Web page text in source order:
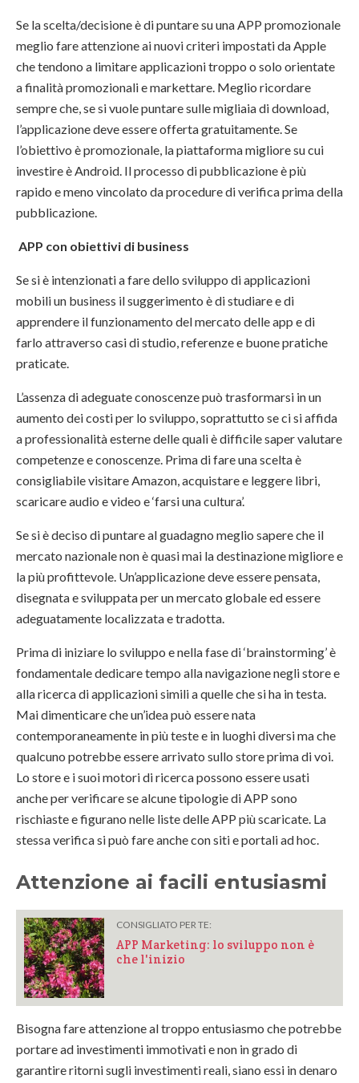
Se la scelta/decisione è di puntare su una APP promozionale
meglio fare attenzione ai nuovi criteri impostati da Apple
che tendono a limitare applicazioni troppo o solo orientate
a finalità promozionali e markettare. Meglio ricordare
sempre che, se si vuole puntare sulle migliaia di download,
l’applicazione deve essere offerta gratuitamente. Se
l’obiettivo è promozionale, la piattaforma migliore su cui
investire è Android. Il processo di pubblicazione è più
rapido e meno vincolato da procedure di verifica prima della
pubblicazione.
APP con obiettivi di business
Se si è intenzionati a fare dello sviluppo di applicazioni
mobili un business il suggerimento è di studiare e di
apprendere il funzionamento del mercato delle app e di
farlo attraverso casi di studio, referenze e buone pratiche
praticate.
L’assenza di adeguate conoscenze può trasformarsi in un
aumento dei costi per lo sviluppo, soprattutto se ci si affida
a professionalità esterne delle quali è difficile saper valutare
competenze e conoscenze. Prima di fare una scelta è
consigliabile visitare Amazon, acquistare e leggere libri,
scaricare audio e video e ‘farsi una cultura’.
Se si è deciso di puntare al guadagno meglio sapere che il
mercato nazionale non è quasi mai la destinazione migliore e
la più profittevole. Un’applicazione deve essere pensata,
disegnata e sviluppata per un mercato globale ed essere
adeguatamente localizzata e tradotta.
Prima di iniziare lo sviluppo e nella fase di ‘brainstorming’ è
fondamentale dedicare tempo alla navigazione negli store e
alla ricerca di applicazioni simili a quelle che si ha in testa.
Mai dimenticare che un’idea può essere nata
contemporaneamente in più teste e in luoghi diversi ma che
qualcuno potrebbe essere arrivato sullo store prima di voi.
Lo store e i suoi motori di ricerca possono essere usati
anche per verificare se alcune tipologie di APP sono
rischiaste e figurano nelle liste delle APP più scaricate. La
stessa verifica si può fare anche con siti e portali ad hoc.
Attenzione ai facili entusiasmi
CONSIGLIATO PER TE:
APP Marketing: lo sviluppo non è
che l'inizio
Bisogna fare attenzione al troppo entusiasmo che potrebbe
portare ad investimenti immotivati e non in grado di
garantire ritorni sugli investimenti reali, siano essi in denaro